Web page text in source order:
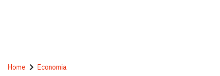
Home Economia